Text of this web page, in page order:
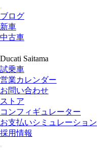
ブログ
新車
中古車
Ducati Saitama
試乗車
営業カレンダー
お問い合わせ
ストア
コンフィギュレーター
お支払いシミュレーション
採用情報